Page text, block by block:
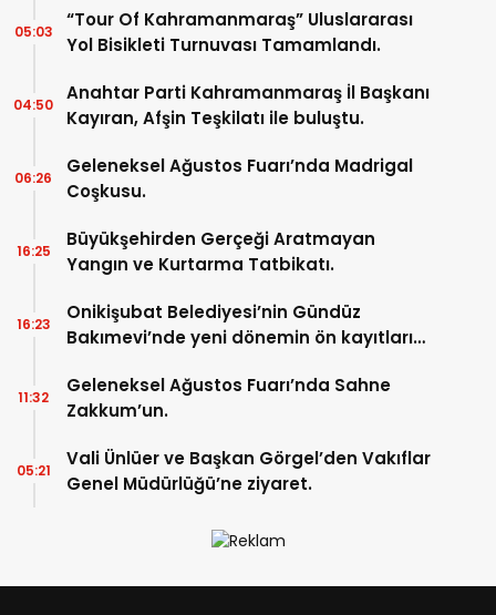
“Tour Of Kahramanmaraş” Uluslararası
Yol Bisikleti Turnuvası Tamamlandı.
05:03
Anahtar Parti Kahramanmaraş İl Başkanı
Kayıran, Afşin Teşkilatı ile buluştu.
04:50
Geleneksel Ağustos Fuarı’nda Madrigal
Coşkusu.
06:26
Büyükşehirden Gerçeği Aratmayan
Yangın ve Kurtarma Tatbikatı.
16:25
Onikişubat Belediyesi’nin Gündüz
Bakımevi’nde yeni dönemin ön kayıtları
16:23
Geleneksel Ağustos Fuarı’nda Sahne
Zakkum’un.
11:32
Vali Ünlüer ve Başkan Görgel’den Vakıflar
Genel Müdürlüğü’ne ziyaret.
05:21